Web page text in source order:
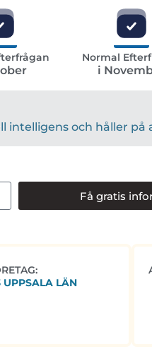
Normal
i
och håller på
Få gratis
UPPSALA LÄN